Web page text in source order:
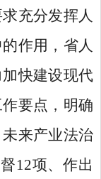
充分发挥人
作用，省人
快建设现代
要点，明确
来产业法治
12项、作出